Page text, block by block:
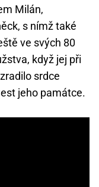
Milán,
s nímž také
ve svých 80
když jej při
zradilo srdce
jeho památce.